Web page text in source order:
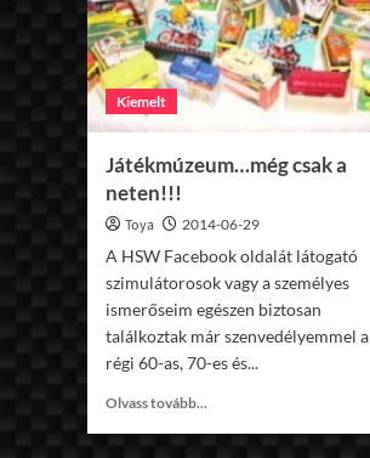
Kiemelt
Játékmúzeum…még csak a
neten!!!
Toya 2014-06-29
A HSW Facebook oldalát látogató
szimulátorosok vagy a személyes
ismerőseim egészen biztosan
találkoztak már szenvedélyemmel a
régi 60-as, 70-es és...
Olvass tovább...